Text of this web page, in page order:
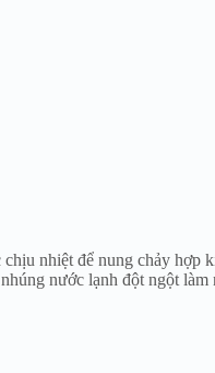
nhiệt để nung chảy hợp
nước lạnh đột ngột